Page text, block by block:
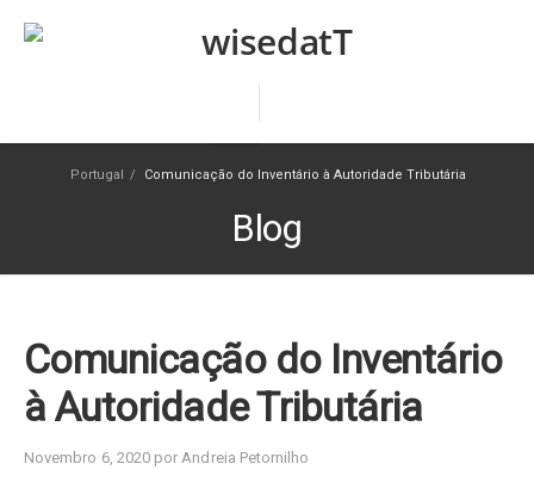
Portugal / Comunicação do Inventário à Autoridade Tributária
Blog
Comunicação do Inventário
à Autoridade Tributária
Novembro 6, 2020 por Andreia Petornilho